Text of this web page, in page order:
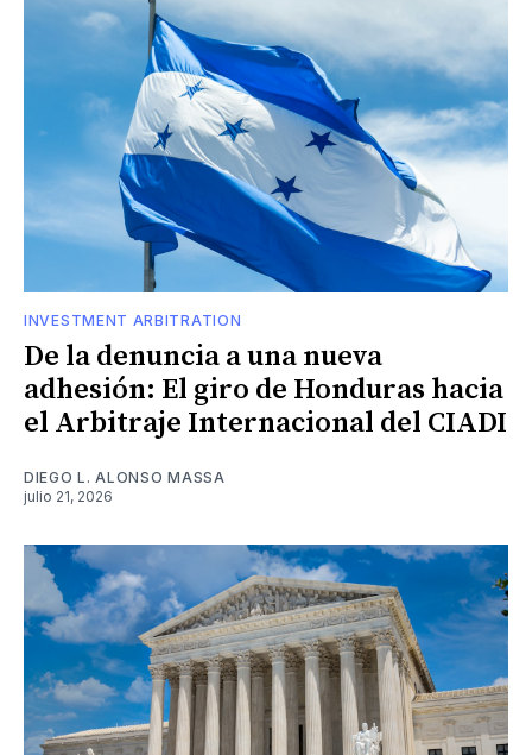
INVESTMENT ARBITRATION
De la denuncia a una nueva
adhesión: El giro de Honduras hacia
el Arbitraje Internacional del CIADI
DIEGO L. ALONSO MASSA
julio 21, 2026